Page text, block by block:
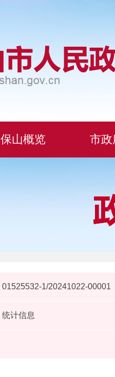
保山概览 市政
01525532-1/20241022-00001
统计信息